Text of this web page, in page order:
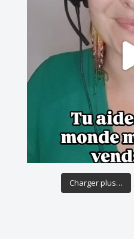
Charger plus…